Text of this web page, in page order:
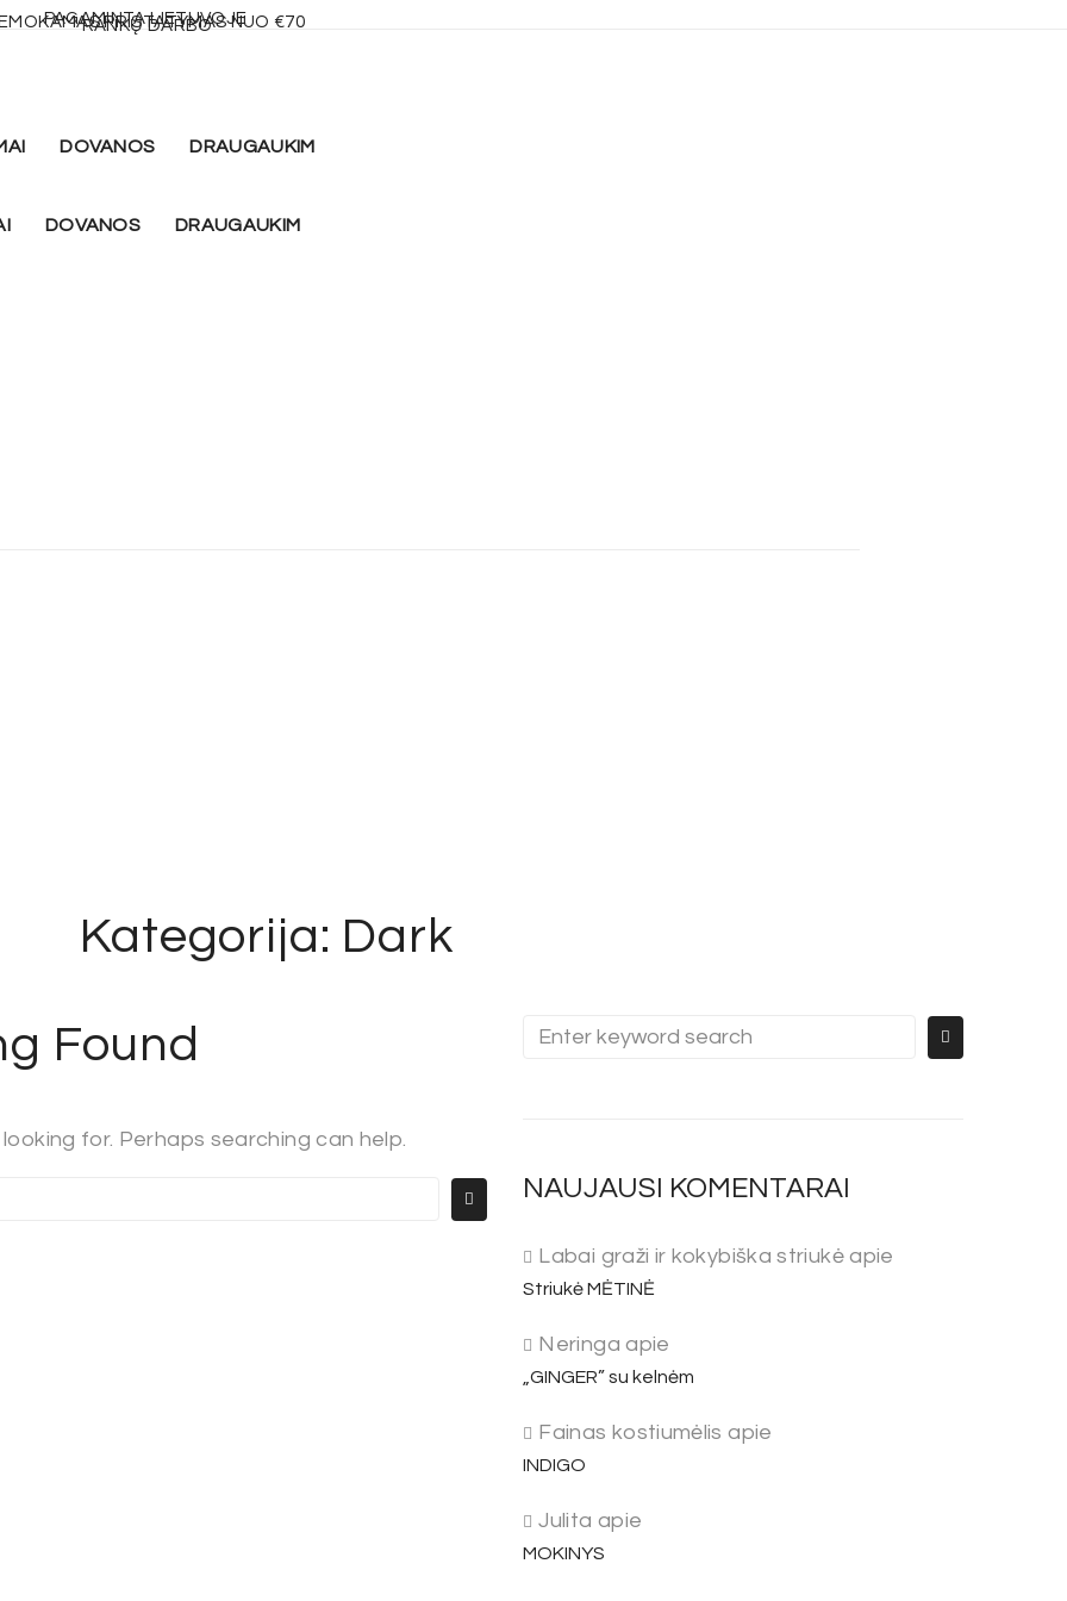
PAGAMINTA LIETUVOJE
PRISTATYMAS NUO €70
RANKŲ DARBO
DOVANOS DRAUGAUKIM
DOVANOS DRAUGAUKIM
Kategorija: Dark
Found
for. Perhaps searching can help.
Search
NAUJAUSI KOMENTARAI
Labai graži ir kokybiška striukėapie
Striukė MĖTINĖ
Neringa apie
„GINGER” su kelnėm
Fainas kostiumėlis apie
INDIGO
Julita apie
MOKINYS